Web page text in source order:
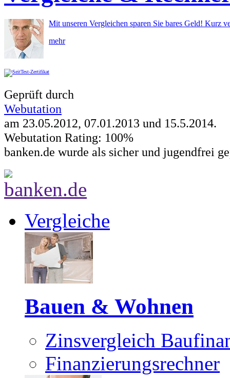
Mit unseren Vergleichen sparen Sie bares Geld! Kurz
mehr
Geprüft durch
Webutation
am 23.05.2012, 07.01.2013 und 15.5.2014.
Webutation Rating: 100%
banken.de wurde als sicher und jugendfrei
Vergleiche
Bauen & Wohnen
Zinsvergleich
Finanzierungsrechner